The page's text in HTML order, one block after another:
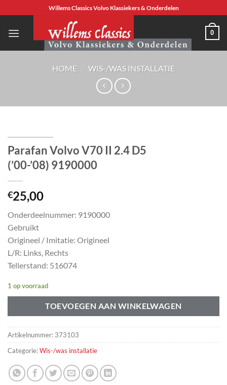
naar
inhoud
Willems Classics Volvo Klassiekers & Onderdelen
0
HOME / WIS-/WAS INSTALLATIE
Parafan Volvo V70 II 2.4 D5
(’00-’08) 9190000
€25,00
Onderdeelnummer: 9190000
Gebruikt
Origineel / Imitatie: Origineel
L/R: Links, Rechts
Tellerstand: 516074
1 op voorraad
TOEVOEGEN AAN WINKELWAGEN
Artikelnummer: 373103
Categorie:Wis-/was installatie